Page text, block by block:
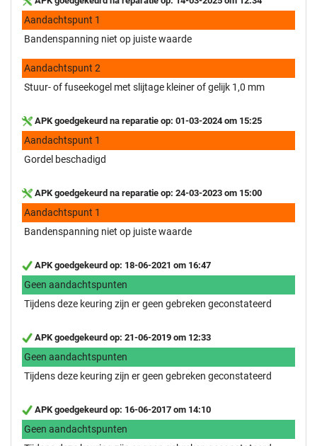
Aandachtspunt 1
Bandenspanning niet op juiste waarde
Aandachtspunt 2
Stuur- of fuseekogel met slijtage kleiner of gelijk 1,0 mm
APK goedgekeurd na reparatie op: 01-03-2024 om 15:25
Aandachtspunt 1
Gordel beschadigd
APK goedgekeurd na reparatie op: 24-03-2023 om 15:00
Aandachtspunt 1
Bandenspanning niet op juiste waarde
APK goedgekeurd op: 18-06-2021 om 16:47
Geen aandachtspunten
Tijdens deze keuring zijn er geen gebreken geconstateerd
APK goedgekeurd op: 21-06-2019 om 12:33
Geen aandachtspunten
Tijdens deze keuring zijn er geen gebreken geconstateerd
APK goedgekeurd op: 16-06-2017 om 14:10
Geen aandachtspunten